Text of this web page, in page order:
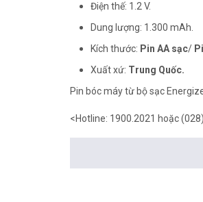
Điện thế: 1.2 V.
Dung lượng: 1.300 mAh.
Kích thước: Pin AA sạc/
Xuất xứ: Trung Quốc.
Pin bóc máy từ bộ sạc
<Hotline: 1900.2021 hoặc